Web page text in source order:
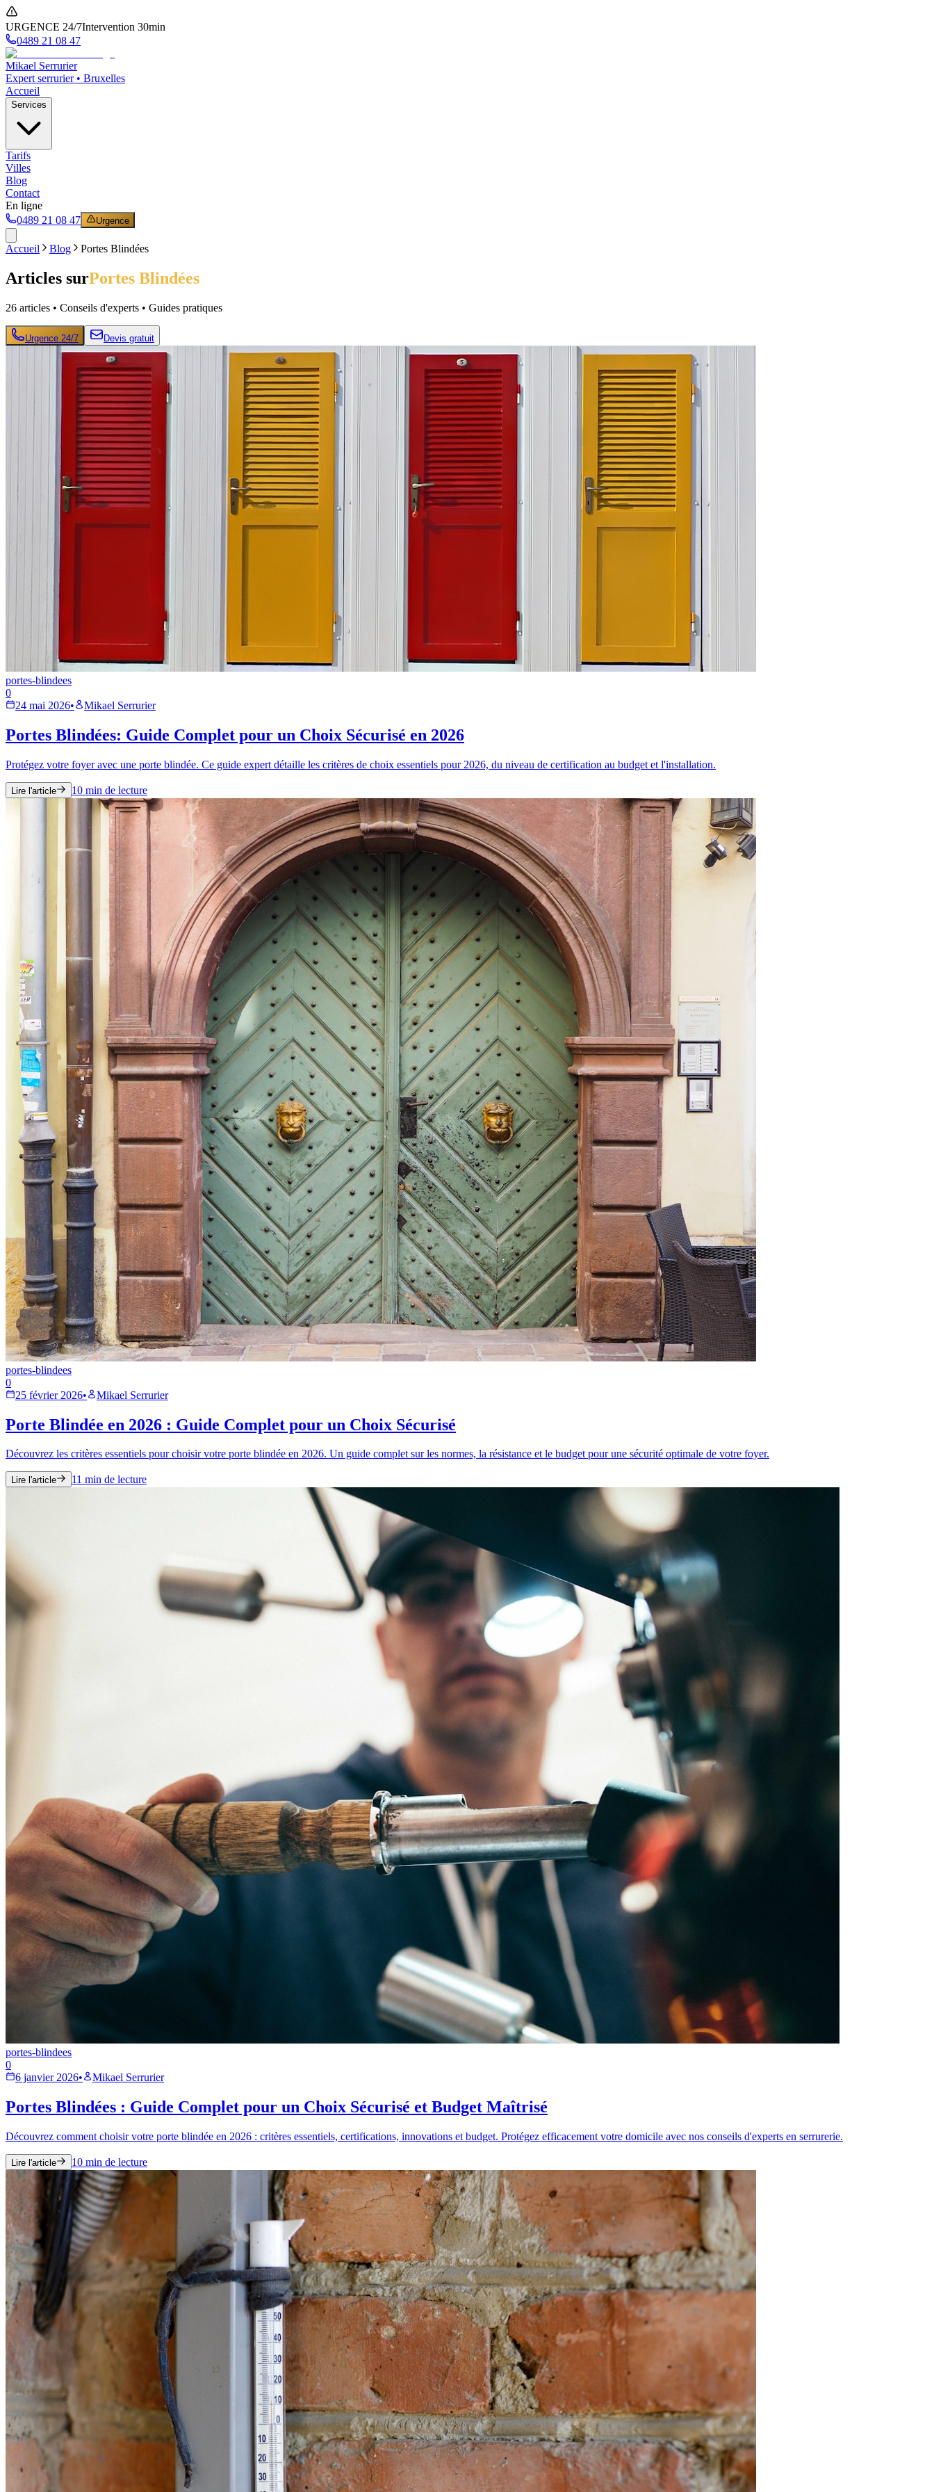
URGENCE 24/7Intervention 30min
0489 21 08 47
Mikael Serrurier
Expert serrurier • Bruxelles
Accueil
Services
Tarifs
Villes
Blog
Contact
En ligne
0489 21 08 47
Urgence
Accueil Blog Portes Blindées
Articles surPortes Blindées
26 articles • Conseils d'experts • Guides pratiques
Urgence 24/7 Devis gratuit
portes-blindees
0
24 mai 2026• Mikael Serrurier
Portes Blindées: Guide Complet pour un Choix Sécurisé en 2026
Protégez votre foyer avec une porte blindée. Ce guide expert détaille les critères de choix essentiels pour 2026, du niveau de certification au budget et l'installation.
Lire l'article 10 min de lecture
portes-blindees
0
25 février 2026• Mikael Serrurier
Porte Blindée en 2026 : Guide Complet pour un Choix Sécurisé
Découvrez les critères essentiels pour choisir votre porte blindée en 2026. Un guide complet sur les normes, la résistance et le budget pour une sécurité optimale de votre foyer.
Lire l'article 11 min de lecture
portes-blindees
0
6 janvier 2026• Mikael Serrurier
Portes Blindées : Guide Complet pour un Choix Sécurisé et Budget Maîtrisé
Découvrez comment choisir votre porte blindée en 2026 : critères essentiels, certifications, innovations et budget. Protégez efficacement votre domicile avec nos conseils d'experts en serrurerie.
Lire l'article 10 min de lecture